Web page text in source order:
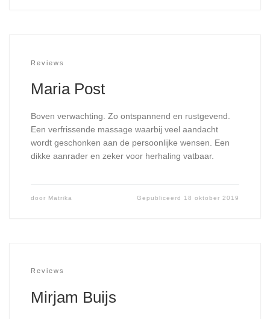
Reviews
Maria Post
Boven verwachting. Zo ontspannend en rustgevend.
Een verfrissende massage waarbij veel aandacht
wordt geschonken aan de persoonlijke wensen. Een
dikke aanrader en zeker voor herhaling vatbaar.
door Matrika Gepubliceerd 18 oktober 2019
Reviews
Mirjam Buijs